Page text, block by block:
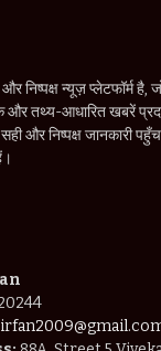
निष्पक्ष न्यूज़ प्लेटफॉर्म है,
और तथ्य-आधारित खबरें
और निष्पक्ष जानकारी